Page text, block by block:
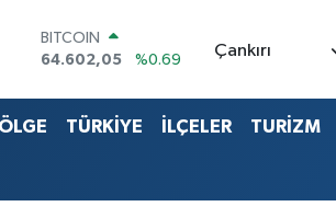
DOLAR
47,5986
%0.06
STERLİN
Çankırı
TÜRKİYE İLÇELER TURİZM